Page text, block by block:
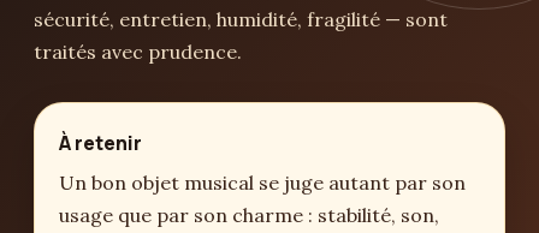
sécurité, entretien, humidité, fragilité — sont
traités avec prudence.
À retenir
Un bon objet musical se juge autant par son
usage que par son charme : stabilité, son,